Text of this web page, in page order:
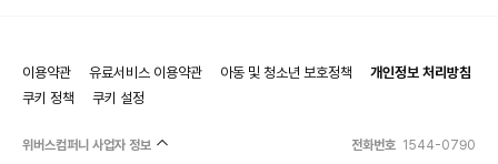
이용약관 유료서비스 이용약관 아동 및 청소년 보호정책
개인정보 처리방침
쿠키 정책
쿠키 설정
위버스컴퍼니 사업자 정보 전화번호 1544-0790